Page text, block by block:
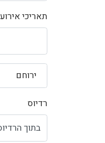
תאריכי
ירוחם
רדיוס